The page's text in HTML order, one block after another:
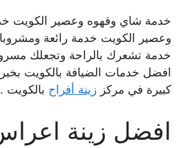
خدمة شاي وقهوه وعصير الكويت
وعصير الكويت خدمة رائعة
خدمة تشعرك بالراحة وتجعلك
افضل خدمات الضيافة بالكويت
كبيرة في مركز زينة أفراح بالكويت .
افضل زينة